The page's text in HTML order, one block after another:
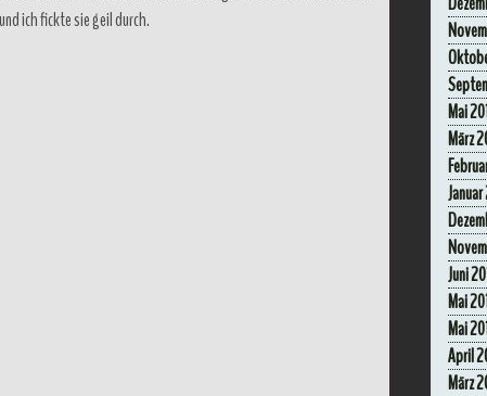
ich fickte sie geil durch.
Mai
März
Januar
Juni
Mai
Mai
April
März